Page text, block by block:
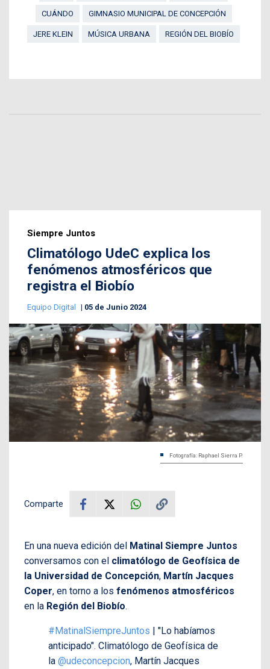
CUÁNDO GIMNASIO MUNICIPAL DE CONCEPCIÓN
JERE KLEIN MÚSICA URBANA REGIÓN DEL BIOBÍO
Siempre Juntos
Climatólogo UdeC explica los
fenómenos atmosféricos que
registra el Biobío
Equipo Digital 05 de Junio 2024
Fotografía: Raphael Sierra P.
Comparte
En una nueva edición del Matinal Siempre Juntos
conversamos con el climatólogo de Geofísica de
la Universidad de Concepción, Martín Jacques
Coper, en torno a los fenómenos atmosféricos
en la Región del Biobío.
#MatinalSiempreJuntos | "Lo habíamos
anticipado". Climatólogo de Geofísica de
la @udeconcepcion, Martín Jacques